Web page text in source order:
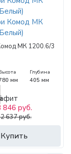
МК 1200.6/3
мм
Глубина
405 мм
Купить
846 руб.
637 руб.